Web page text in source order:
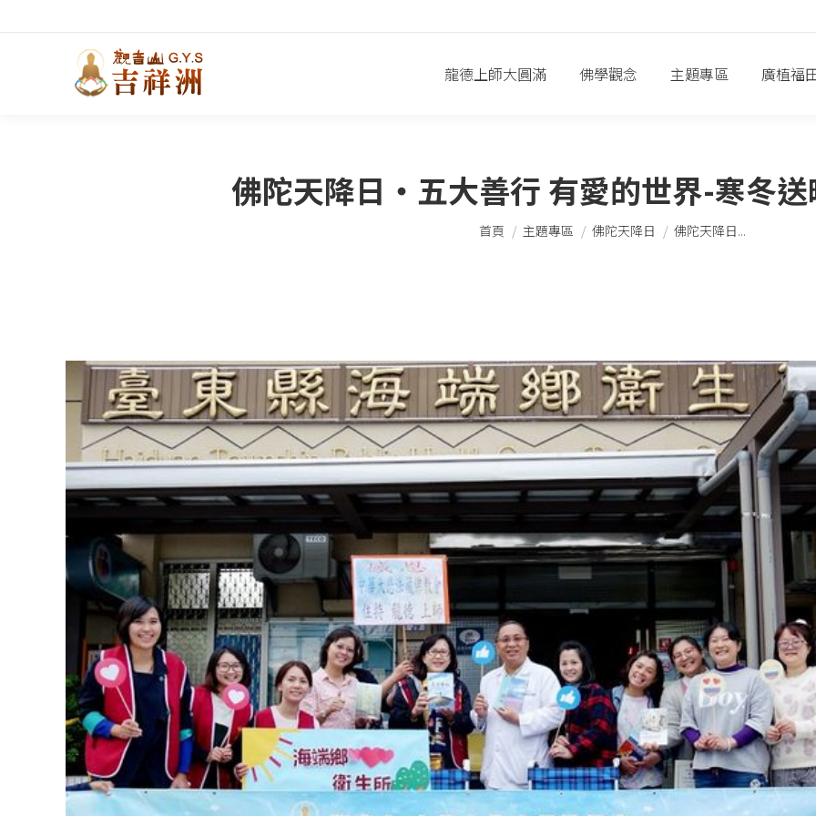
龍德上師大圓滿 佛學觀念 主題專區 廣植福
佛陀天降日‧五大善行 有愛的世界-寒冬
您在這裡：
首頁 主題專區 佛陀天降日 佛陀天降日...